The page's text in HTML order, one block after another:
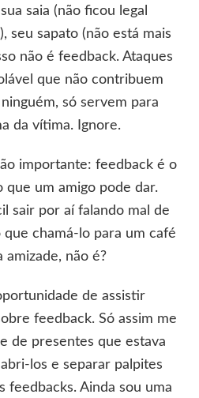
saia (não ficou legal
seu sapato (não está mais
não é feedback. Ataques
que não contribuem
só servem para
da vítima. Ignore.
importante: feedback é o
que um amigo pode dar.
sair por aí falando mal de
chamá-lo para um café
não é?
de assistir
feedback. Só assim me
de presentes que estava
los e separar palpites
feedbacks. Ainda sou uma